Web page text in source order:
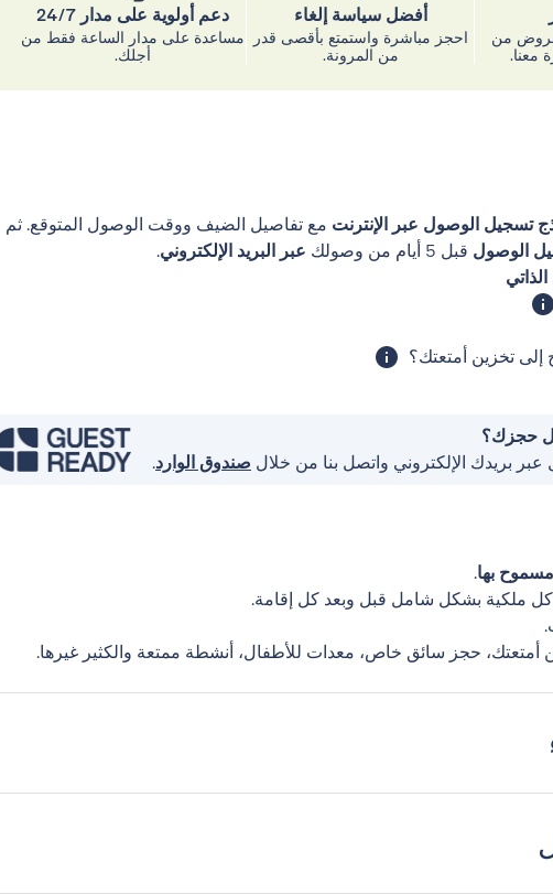
من
معنا.
أفضل سياسة إلغاء
احجز مباشرة واستمتع بأقصى قدر
من المرونة.
دعم أولوية على مدار 24/7
مساعدة على مدار الساعة فقط من
أجلك.
تسجيل الوصول عبر الإنترنت مع تفاصيل الضيف ووقت الوصول المتوقع. ثم
الوصول قبل 5 أيام من وصولك عبر البريد الإلكتروني.
تخزين أمتعتك؟
حجزك؟
بريدك الإلكتروني واتصل بنا من خلال صندوق الوارد.
بها.
كل ملكية بشكل شامل قبل وبعد كل إقامة.
أمتعتك، حجز سائق خاص، معدات للأطفال، أنشطة ممتعة والكثير غيرها.